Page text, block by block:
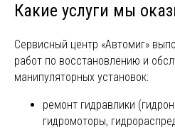
Какие услуги мы
Сервисный центр «Автомиг»
работ по восстановлению и
манипуляторных установок:
ремонт гидравлики
гидромоторы,
обработку персональных данных